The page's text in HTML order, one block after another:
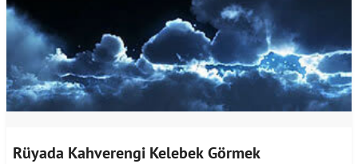
Rüyada Kahverengi Kelebek Görmek